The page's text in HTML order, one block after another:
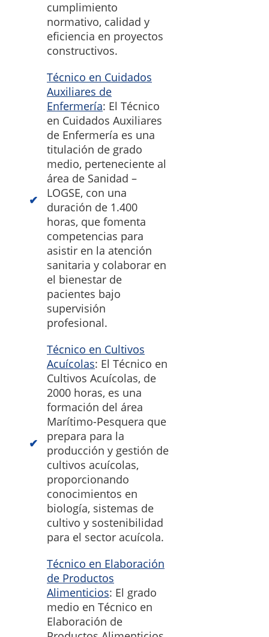
cumplimiento
normativo, calidad y
eficiencia en proyectos
constructivos.
Técnico en Cuidados
Auxiliares de
Enfermería: El Técnico
en Cuidados Auxiliares
de Enfermería es una
titulación de grado
medio, perteneciente al
área de Sanidad –
LOGSE, con una
duración de 1.400
horas, que fomenta
competencias para
asistir en la atención
sanitaria y colaborar en
el bienestar de
pacientes bajo
supervisión
profesional.
Técnico en Cultivos
Acuícolas: El Técnico en
Cultivos Acuícolas, de
2000 horas, es una
formación del área
Marítimo-Pesquera que
prepara para la
producción y gestión de
cultivos acuícolas,
proporcionando
conocimientos en
biología, sistemas de
cultivo y sostenibilidad
para el sector acuícola.
Técnico en Elaboración
de Productos
Alimenticios: El grado
medio en Técnico en
Elaboración de